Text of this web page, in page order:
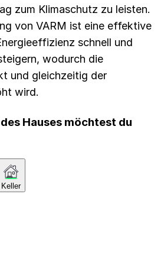
zum Klimaschutz zu leisten.
von VARM ist eine effektive
schnell und
wodurch die
und gleichzeitig der
wird.
Hauses möchtest du
Keller